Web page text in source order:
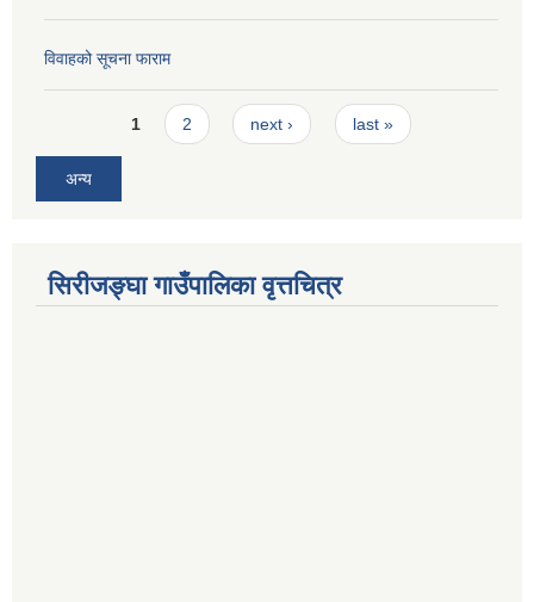
विवाहको सूचना फाराम
Pages1 2 next › last »
अन्य
सिरीजङ्घा गाउँपालिका वृत्तचित्र